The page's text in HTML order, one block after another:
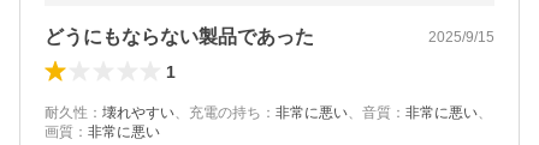
どうにもならない製品であった 2025/9/15
1
耐久性 ： 壊れやすい、 充電の持ち ： 非常に悪い、 音質 ： 非常に悪い、
画質 ： 非常に悪い